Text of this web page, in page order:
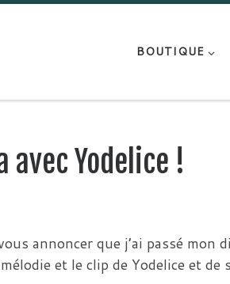
BOUTIQUE
avec Yodelice !
annoncer que j’ai passé mon
et le clip de Yodelice et de